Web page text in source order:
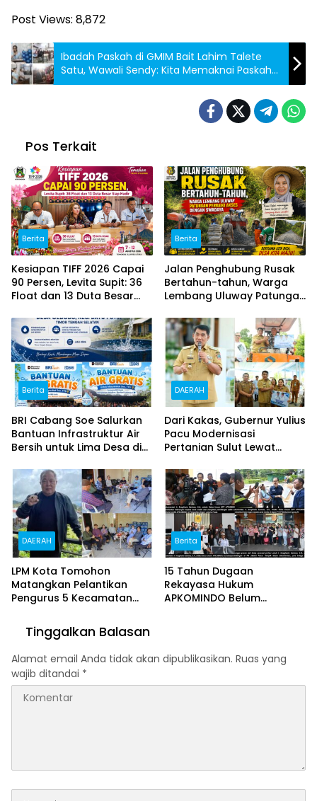
Post Views: 8,872
Ibadah Paskah di GMIM Bait Lahim Talete
Satu, Wawali Sendy: Kita Memaknai Paskah
Sebagai Tanda Kemenangan
Pos Terkait
Berita
Kesiapan TIFF 2026 Capai
90 Persen, Levita Supit: 36
Float dan 13 Duta Besar
Berita
Jalan Penghubung Rusak
Bertahun-tahun, Warga
Lembang Uluway Patungan
Swadaya
Berita
BRI Cabang Soe Salurkan
Bantuan Infrastruktur Air
Bersih untuk Lima Desa di
DAERAH
Dari Kakas, Gubernur Yulius
Pacu Modernisasi
Pertanian Sulut Lewat
Jagung
DAERAH
LPM Kota Tomohon
Matangkan Pelantikan
Pengurus 5 Kecamatan
Poli: Kepengurusan Kami
Sah dan Legal
Berita
15 Tahun Dugaan
Rekayasa Hukum
APKOMINDO Belum
Mei 2026
Tinggalkan Balasan
Alamat email Anda tidak akan dipublikasikan. Ruas yang
wajib ditandai *